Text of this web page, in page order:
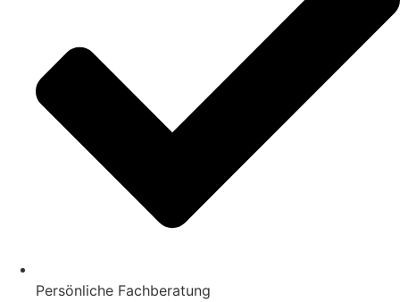
Persönliche Fachberatung